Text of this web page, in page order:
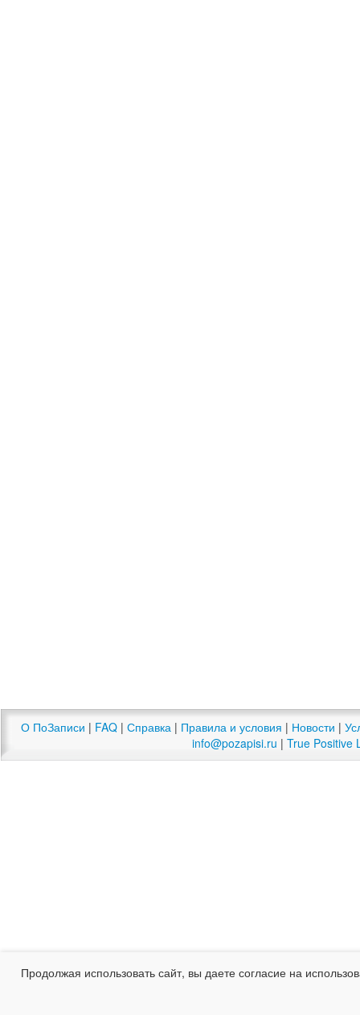
Продолжая использовать сайт, вы даете согласие на
О ПоЗаписи | FAQ | Справка | Правила и условия | Новости |
info@pozapisi.ru | True Positive